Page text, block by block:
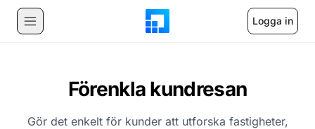
Logga in
Förenkla kundresan
Gör det enkelt för kunder att utforska fastigheter,